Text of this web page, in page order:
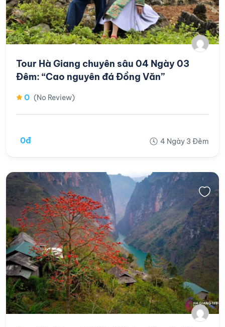
Tour Hà Giang chuyên sâu 04 Ngày 03
Đêm: “Cao nguyên đá Đồng Văn”
0 (No Review)
0đ 4 Ngày 3 Đêm